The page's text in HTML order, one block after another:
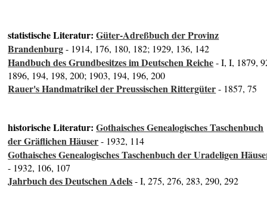
statistische Literatur:Güter-Adreßbuch der Provinz
Brandenburg- 1914, 176, 180, 182; 1929, 136, 142
Handbuch des Grundbesitzes im Deutschen Reiche- I, I, 1879,
1896, 194, 198, 200; 1903, 194, 196, 200
Rauer's Handmatrikel der Preussischen Rittergüter- 1857, 75
historische Literatur:Gothaisches Genealogisches Taschenbuch
der Gräflichen Häuser- 1932, 114
Gothaisches Genealogisches Taschenbuch der Uradeligen
- 1932, 106, 107
Jahrbuch des Deutschen Adels- I, 275, 276, 283, 290, 292